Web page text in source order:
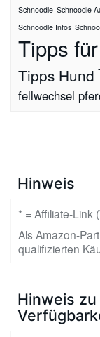
Schnoodle Schnoodle
Schnoodle Infos
Tipps
Tipps Hund
fellwechsel
Hinweis
* = Affiliate-Link
Als Amazon-
qualifizierten
Hinweis